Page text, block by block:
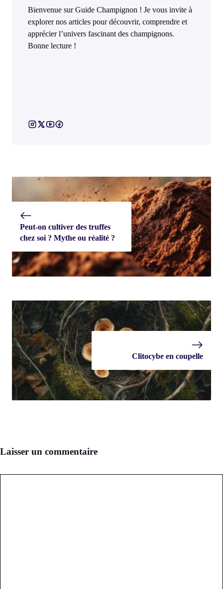
Bienvenue sur Guide Champignon ! Je vous invite à
explorer nos articles pour découvrir, comprendre et
apprécier l’univers fascinant des champignons.
Bonne lecture !
Peut-on cultiver des truffes
chez soi ? Mythe ou réalité ?
Clitocybe en coupelle
Laisser un commentaire